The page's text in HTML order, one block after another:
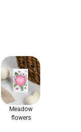
Meadow
flowers